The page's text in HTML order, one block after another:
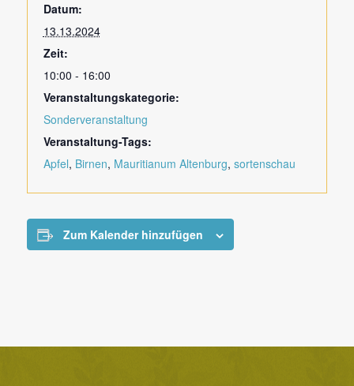
Datum:
13.13.2024
Zeit:
10:00 - 16:00
Veranstaltungskategorie:
Sonderveranstaltung
Veranstaltung-Tags:
Apfel, Birnen, Mauritianum Altenburg, sortenschau
Zum Kalender hinzufügen